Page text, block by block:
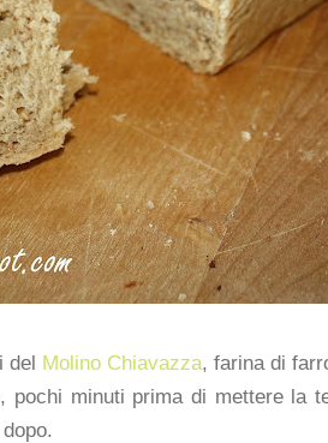
del Molino Chiavazza, farina di
pochi minuti prima di mettere la